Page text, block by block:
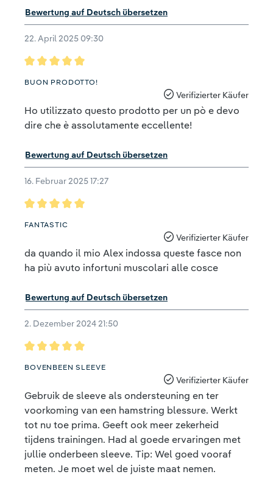
Bewertung auf Deutsch übersetzen
22. April 2025 09:30
BUON PRODOTTO!
Verifizierter Käufer
Ho utilizzato questo prodotto per un pò e devo
dire che è assolutamente eccellente!
Bewertung auf Deutsch übersetzen
16. Februar 2025 17:27
FANTASTIC
Verifizierter Käufer
da quando il mio Alex indossa queste fasce non
ha più avuto infortuni muscolari alle cosce
Bewertung auf Deutsch übersetzen
2. Dezember 2024 21:50
BOVENBEEN SLEEVE
Verifizierter Käufer
Gebruik de sleeve als ondersteuning en ter
voorkoming van een hamstring blessure. Werkt
tot nu toe prima. Geeft ook meer zekerheid
tijdens trainingen. Had al goede ervaringen met
jullie onderbeen sleeve. Tip: Wel goed vooraf
meten. Je moet wel de juiste maat nemen.